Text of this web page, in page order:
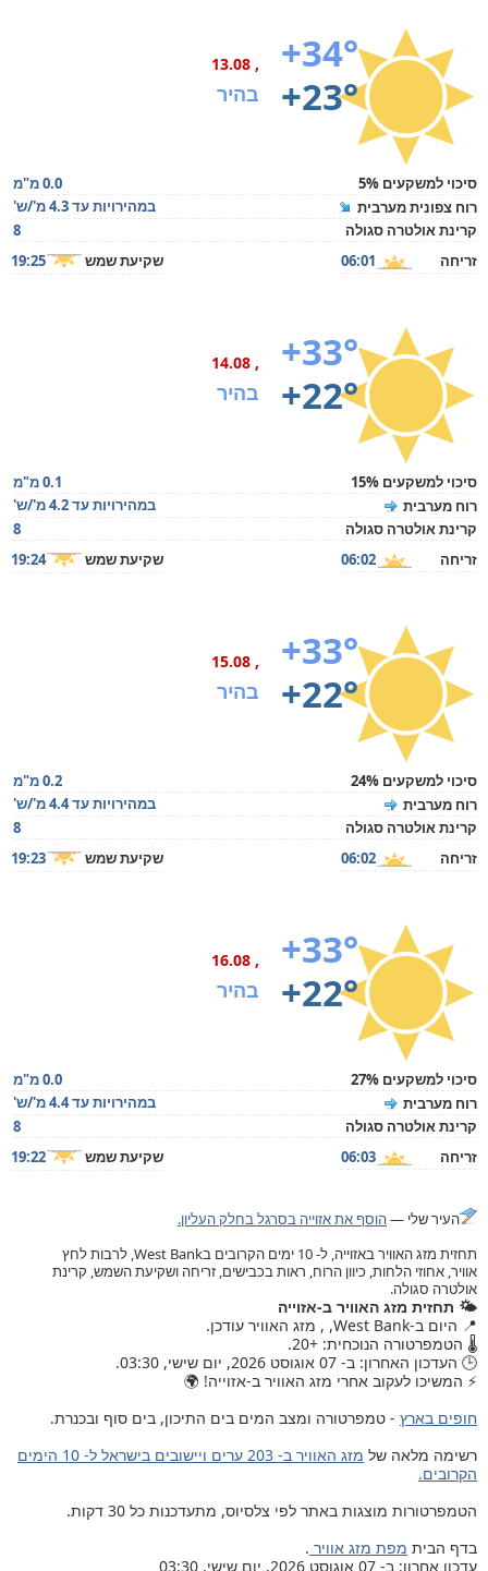
+34°
+23°
, 13.08
בהיר
סיכוי למשקעים 5%
0.0 מ"מ
רוח צפונית מערבית
במהירויות עד 4.3 מ'/ש'
קרינת אולטרה סגולה
8
זריחה
06:01 שקיעת שמש 19:25
+33°
+22°
, 14.08
בהיר
סיכוי למשקעים 15%
0.1 מ"מ
רוח מערבית
במהירויות עד 4.2 מ'/ש'
קרינת אולטרה סגולה
8
זריחה
06:02 שקיעת שמש 19:24
+33°
+22°
, 15.08
בהיר
סיכוי למשקעים 24%
0.2 מ"מ
רוח מערבית
במהירויות עד 4.4 מ'/ש'
קרינת אולטרה סגולה
8
זריחה
06:02 שקיעת שמש 19:23
+33°
+22°
, 16.08
בהיר
סיכוי למשקעים 27%
0.0 מ"מ
רוח מערבית
במהירויות עד 4.4 מ'/ש'
קרינת אולטרה סגולה
8
זריחה
06:03 שקיעת שמש 19:22
העיר שלי —הוסף את אזוייה בסרגל בחלק העליון.
תחזית מזג האוויר באזוייה, ל- 10 ימים הקרובים בWest Bank, לרבות לחץ
אוויר, אחוזי הלחות, כיוון הרוח, ראות בכבישים, זריחה ושקיעת השמש, קרינת
אולטרה סגולה.
🌤️ תחזית מזג האוויר ב-אזוייה
📍 היום ב-West Bank, , מזג האוויר עודכן.
🌡️ הטמפרטורה הנוכחית: +20.
🕒 העדכון האחרון: ב- 07 אוגוסט 2026, יום שישי, 03:30.
⚡ המשיכו לעקוב אחרי מזג האוויר ב-אזוייה! 🌍
חופים בארץ - טמפרטורה ומצב המים בים התיכון, בים סוף ובכנרת.
רשימה מלאה של
מזג האוויר ב- 203 ערים ויישובים בישראל ל- 10 הימים
הקרובים.
הטמפרטורות מוצגות באתר לפי צלסיוס, מתעדכנות כל 30 דקות.
בדף הבית מפת מזג אוויר .
עדכון אחרון: ב- 07 אוגוסט 2026, יום שישי, 03:30